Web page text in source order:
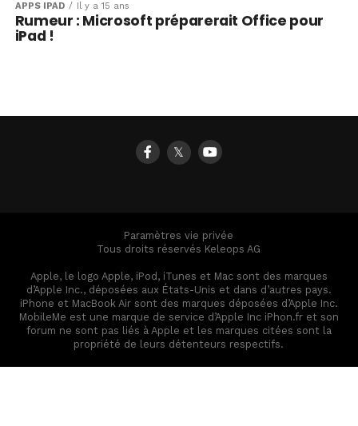
APPS IPAD Il y a 15 ans
Rumeur : Microsoft préparerait Office pour
iPad !
𝕏
Paramètres vie privée
Tous droits réservés Keleops AG
Apple, le logo Apple, iPod, iTunes et Mac sont des marques
d’Apple Inc., déposées aux États-Unis et dans d’autres pays.
iPhone et MacBook Air sont des marques déposées d’Apple Inc.
MobileMe est une marque de service d’Apple Inc iPhon.fr et son
forum ne sont pas liés à Apple et les marques citées sont la
propriété de leurs détenteurs respectifs.